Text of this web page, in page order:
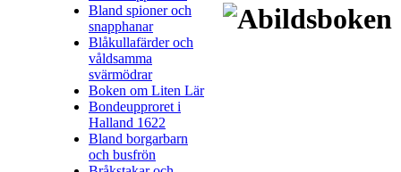
Bland spioner och
snapphanar
Blåkullafärder och
våldsamma
svärmödrar
Boken om Liten Lär
Bondeupproret i
Halland 1622
Bland borgarbarn
och busfrön